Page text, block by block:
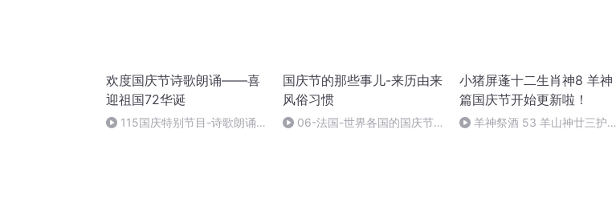
欢度国庆节诗歌朗诵——喜
迎祖国72华诞
115国庆特别节目-诗歌朗诵-
国庆节的那些事儿-来历由来
风俗习惯
06-法国-世界各国的国庆节-
小猪屏蓬十二生肖神8 羊神
篇国庆节开始更新啦！
羊神祭酒 53 羊山神廿三护祭